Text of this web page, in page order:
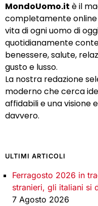
MondoUomo.it è il
completamente
vita di ogni uomo di
quotidianamente
benessere, salute,
gusto e lusso.
La nostra redazione
moderno che cerca
affidabili e una visione
davvero.
ULTIMI ARTICOLI
Ferragosto 2026 in
stranieri, gli italiani si
7 Agosto 2026